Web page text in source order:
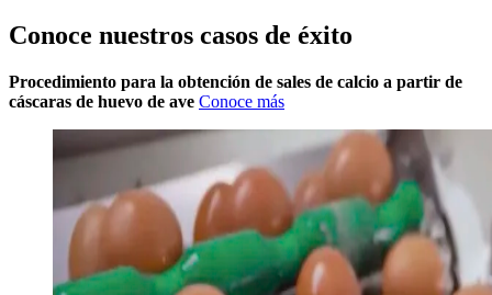
Conoce nuestros casos de éxito
Procedimiento para la obtención de sales de calcio a partir de
cáscaras de huevo de ave Conoce más